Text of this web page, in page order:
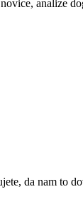
analize
da nam to